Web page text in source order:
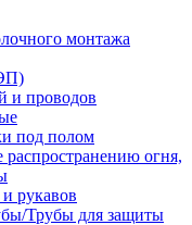
монтажа
и проводов
под полом
огня,
рукавов
Трубы для защиты